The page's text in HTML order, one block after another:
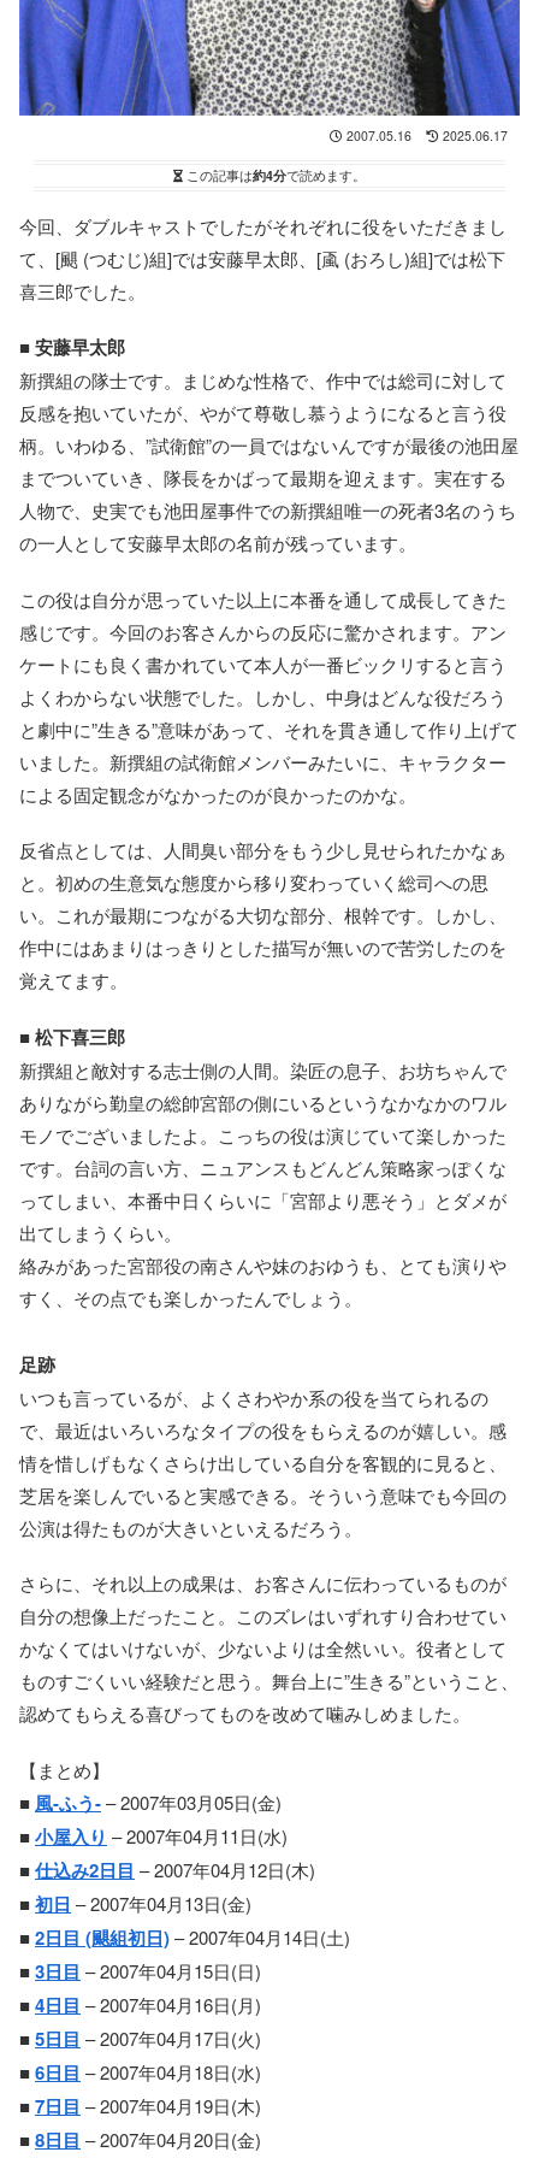
2007.05.16 2025.06.17
この記事は約4分で読めます。
今回、ダブルキャストでしたがそれぞれに役をいただきまし
て、[颶 (つむじ)組]では安藤早太郎、[颪 (おろし)組]では松下
喜三郎でした。
■安藤早太郎
新撰組の隊士です。まじめな性格で、作中では総司に対して
反感を抱いていたが、やがて尊敬し慕うようになると言う役
柄。いわゆる、”試衛館”の一員ではないんですが最後の池田屋
までついていき、隊長をかばって最期を迎えます。実在する
人物で、史実でも池田屋事件での新撰組唯一の死者3名のうち
の一人として安藤早太郎の名前が残っています。
この役は自分が思っていた以上に本番を通して成長してきた
感じです。今回のお客さんからの反応に驚かされます。アン
ケートにも良く書かれていて本人が一番ビックリすると言う
よくわからない状態でした。しかし、中身はどんな役だろう
と劇中に”生きる”意味があって、それを貫き通して作り上げて
いました。新撰組の試衛館メンバーみたいに、キャラクター
による固定観念がなかったのが良かったのかな。
反省点としては、人間臭い部分をもう少し見せられたかなぁ
と。初めの生意気な態度から移り変わっていく総司への思
い。これが最期につながる大切な部分、根幹です。しかし、
作中にはあまりはっきりとした描写が無いので苦労したのを
覚えてます。
■松下喜三郎
新撰組と敵対する志士側の人間。染匠の息子、お坊ちゃんで
ありながら勤皇の総帥宮部の側にいるというなかなかのワル
モノでございましたよ。こっちの役は演じていて楽しかった
です。台詞の言い方、ニュアンスもどんどん策略家っぽくな
ってしまい、本番中日くらいに「宮部より悪そう」とダメが
出てしまうくらい。
絡みがあった宮部役の南さんや妹のおゆうも、とても演りや
すく、その点でも楽しかったんでしょう。
足跡
いつも言っているが、よくさわやか系の役を当てられるの
で、最近はいろいろなタイプの役をもらえるのが嬉しい。感
情を惜しげもなくさらけ出している自分を客観的に見ると、
芝居を楽しんでいると実感できる。そういう意味でも今回の
公演は得たものが大きいといえるだろう。
さらに、それ以上の成果は、お客さんに伝わっているものが
自分の想像上だったこと。このズレはいずれすり合わせてい
かなくてはいけないが、少ないよりは全然いい。役者として
ものすごくいい経験だと思う。舞台上に”生きる”ということ、
認めてもらえる喜びってものを改めて噛みしめました。
【まとめ】
■ 風-ふう-– 2007年03月05日(金)
■小屋入り – 2007年04月11日(水)
■仕込み2日目 – 2007年04月12日(木)
■初日 – 2007年04月13日(金)
■2日目 (颶組初日)– 2007年04月14日(土)
■3日目 – 2007年04月15日(日)
■4日目 – 2007年04月16日(月)
■5日目 – 2007年04月17日(火)
■6日目 – 2007年04月18日(水)
■7日目 – 2007年04月19日(木)
■8日目 – 2007年04月20日(金)